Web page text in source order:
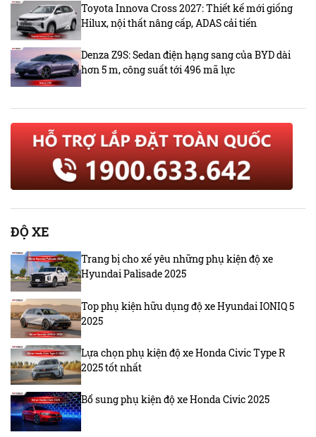
Toyota Innova Cross 2027: Thiết kế mới giống
Hilux, nội thất nâng cấp, ADAS cải tiến
Denza Z9S: Sedan điện hạng sang của BYD dài
hơn 5 m, công suất tới 496 mã lực
ĐỘ XE
Trang bị cho xế yêu những phụ kiện độ xe
Hyundai Palisade 2025
Top phụ kiện hữu dụng độ xe Hyundai IONIQ 5
2025
Lựa chọn phụ kiện độ xe Honda Civic Type R
2025 tốt nhất
Bổ sung phụ kiện độ xe Honda Civic 2025